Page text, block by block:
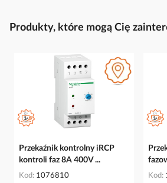
Produkty, które mogą Cię
Przekaźnik kontrolny iRCP
kontroli faz 8A 400V ...
Kod 1076810 Kod